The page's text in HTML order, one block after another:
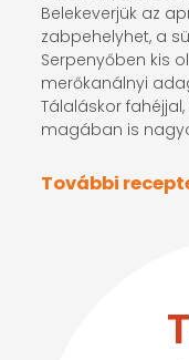
Belekeverjük az
zabpehelyhet, a
Serpenyőben kis
merőkanálnyi
Tálaláskor
magában is
További